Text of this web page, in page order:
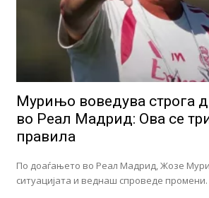
Мурињо воведува строга
во Реал Мадрид: Ова се
правила
По доаѓањето во Реал Мадрид, Жозе
ситуацијата и веднаш спроведе